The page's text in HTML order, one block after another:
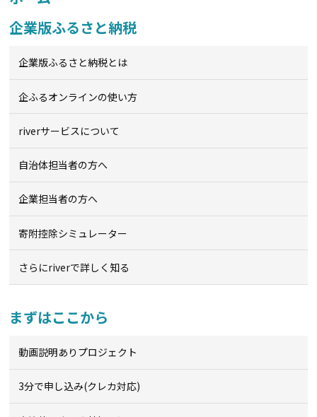
企業版ふるさと納税
企業版ふるさと納税とは
企ふるオンラインの使い方
riverサービスについて
自治体担当者の方へ
企業担当者の方へ
寄附控除シミュレーター
さらにriverで詳しく知る
まずはここから
動画説明ありプロジェクト
3分で申し込み(クレカ対応)